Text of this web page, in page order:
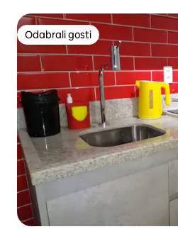
Odabrali gosti
Odabrali gosti